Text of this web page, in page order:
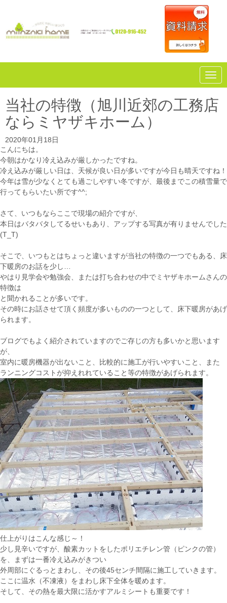
N
a
i
g
当社の特徴（旭川近郊の工務店
ならミヤザキホーム）
2020年01月18日
こんにちは。
今朝はかなり冷え込みが厳しかったですね。
冷え込みが厳しい日は、天候が良い日が多いですが今日も晴天ですね！
今年は雪が少なくとても過ごしやすい冬ですが、最後までこの積雪量で
行ってもらいたい所です^^;
さて、いつもならここで現場の紹介ですが、
本日はバタバタしてるせいもあり、アップする写真が有りませんでした
(T_T)
そこで、いつもとはちょっと違いますが当社の特徴の一つでもある、床
下暖房のお話を少し…
やはり見学会や勉強会、または打ち合わせの中でミヤザキホームさんの
特徴は
と聞かれることが多いです。
その時にお話させて頂く頻度が多いものの一つとして、床下暖房があげ
られます。
ブログでもよく紹介されていますのでご存じの方も多いかと思います
が、
室内に暖房機器が出ないこと、比較的に施工が行いやすいこと、また
ランニングコストが抑えれれていること等の特徴があげられます。
仕上がりはこんな感じ～！
少し見辛いですが、酸素カットをしたポリエチレン管（ピンクの管）
を、まずは一番冷え込みがきつい
外周部にぐるっとまわし、その後45センチ間隔に施工していきます。
ここに温水（不凍液）をまわし床下全体を暖めます。
そして、その熱を最大限に活かすアルミシートも重要です！